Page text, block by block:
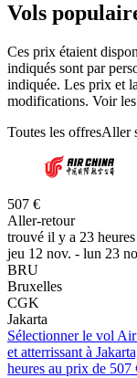
Vols
Ces prix étaient
indiqués sont par
indiquée. Les prix et
modifications. Voir
Toutes les offresAller
507 €
Aller-retour
trouvé il y a 23 heures
jeu 12 nov. - lun 23
BRU
Bruxelles
CGK
Jakarta
Sélectionner le vol
et atterrissant à
heures au prix de 507